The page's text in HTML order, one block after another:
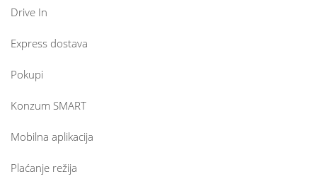
Drive In
Express dostava
Pokupi
Konzum SMART
Mobilna aplikacija
Plaćanje režija